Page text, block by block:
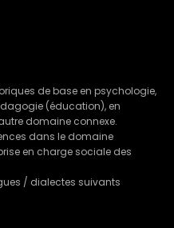
de base en psychologie,
(éducation), en
domaine connexe.
dans le domaine
en charge sociale des
/ dialectes suivants